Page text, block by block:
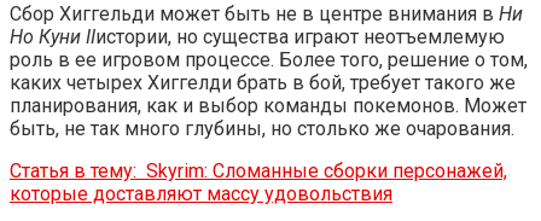
Сбор Хиггельди может быть не в центре внимания в Ни
Но Куни IIистории, но существа играют неотъемлемую
роль в ее игровом процессе. Более того, решение о том,
каких четырех Хиггелди брать в бой, требует такого же
планирования, как и выбор команды покемонов. Может
быть, не так много глубины, но столько же очарования.
Статья в тему: Skyrim: Сломанные сборки персонажей,
которые доставляют массу удовольствия